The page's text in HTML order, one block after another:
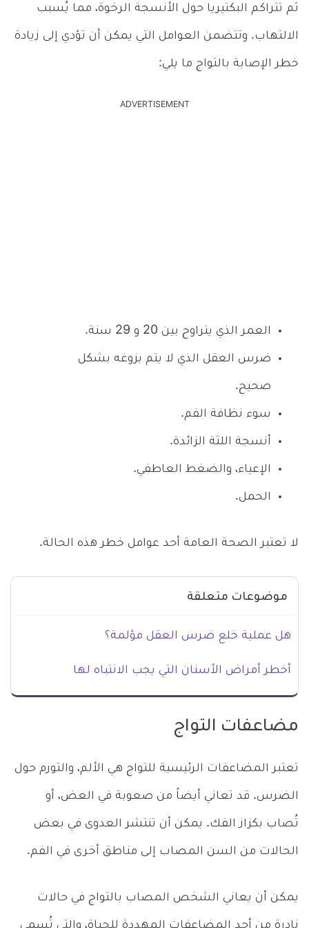
ثم تتراكم البكتيريا حول الأنسجة الرخوة، مما يُسبب
الالتهاب. وتتضمن العوامل التي يمكن أن تؤدي إلى زيادة
خطر الإصابة بالتواج ما يلي:
ADVERTISEMENT
العمر الذي يتراوح بين 20 و 29 سنة.
ضرس العقل الذي لا يتم بزوغه بشكل
صحيح.
سوء نظافة الفم.
أنسجة اللثة الزائدة.
الإعياء، والضغط العاطفي.
الحمل.
لا تعتبر الصحة العامة أحد عوامل خطر هذه الحالة.
موضوعات متعلقة
هل عملية خلع ضرس العقل مؤلمة؟
أخطر أمراض الأسنان التي يجب الانتباه لها
مضاعفات التواج
تعتبر المضاعفات الرئيسية للتواج هي الألم، والتورم حول
الضرس. قد تعاني أيضاً من صعوبة في العض، أو
تُصاب بكزاز الفك. يمكن أن تنتشر العدوى في بعض
الحالات من السن المصاب إلى مناطق أخرى في الفم.
يمكن أن يعاني الشخص المصاب بالتواج في حالات